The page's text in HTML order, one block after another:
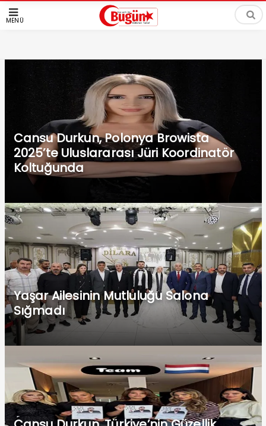
MENÜ
Cansu Durkun, Polonya Browista
2025’te Uluslararası Jüri Koordinatör
Koltuğunda
Yaşar Ailesinin Mutluluğu Salona
Sığmadı